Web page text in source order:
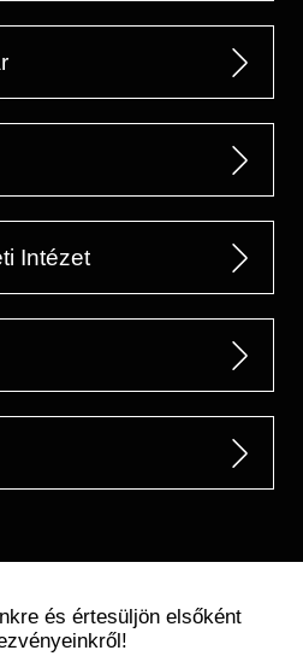
Intézet
és értesüljön elsőként